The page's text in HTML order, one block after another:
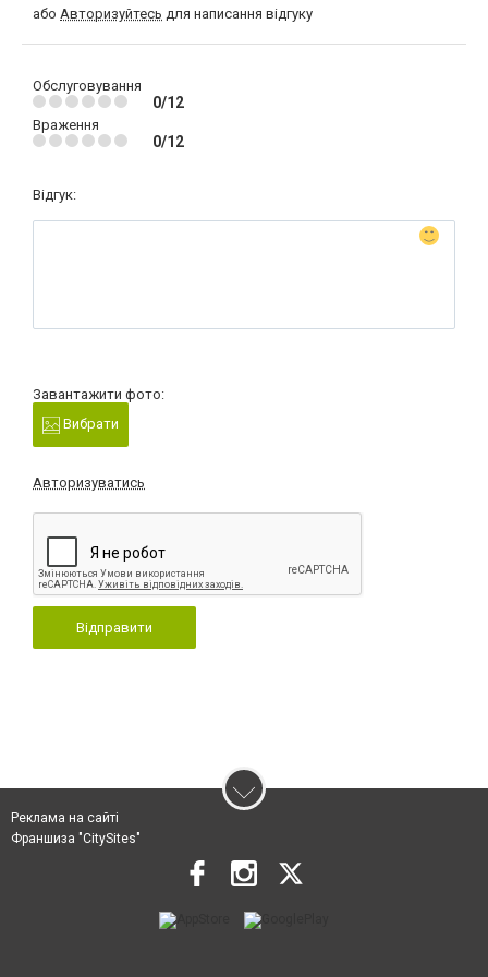
або Авторизуйтесь для написання відгуку
Обслуговування
0/12
Враження
0/12
Відгук:
Завантажити фото:
Вибрати
Авторизуватись
Відправити
Реклама на сайті
Франшиза "CitySites"